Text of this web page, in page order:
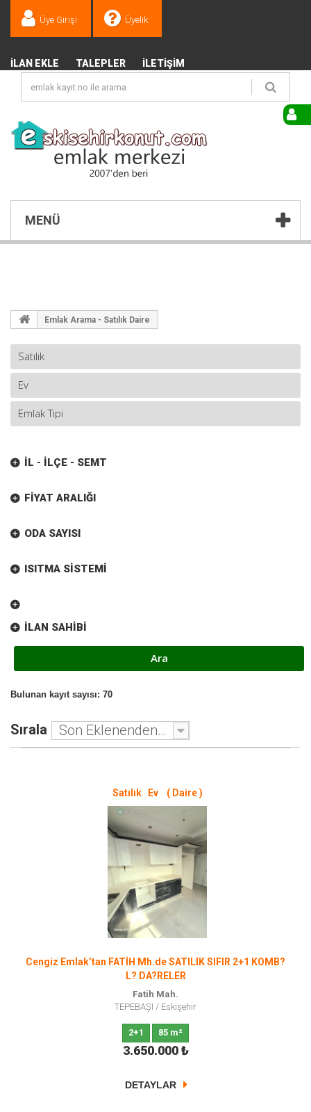
Üye Girişi Üyelik
İLAN EKLE TALEPLER İLETIŞIM
MENÜ
Emlak Arama - Satılık Daire
İL - İLÇE - SEMT
FIYAT ARALIĞI
ODA SAYISI
ISITMA SISTEMI
İLAN SAHIBI
Bulunan kayıt sayısı: 70
Sırala Son Eklenenden - Eskiye
Satılık Ev ( Daire )
Cengiz Emlak’tan FATİH Mh.de SATILIK SIFIR 2+1 KOMB?
L? DA?RELER
Fatih Mah.
TEPEBAŞI / Eskişehir
2+1 85 m²
3.650.000 ₺
DETAYLAR